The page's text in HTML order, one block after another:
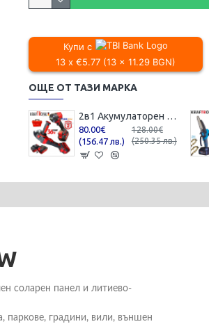
Купи с
13 x €5.77 (13 x 11.29 BGN)
ОЩЕ ОТ ТАЗИ МАРКА
2в1 Акумулаторен Ъглошлайф и Гайковерт / Импакт KRAFTROYAL 36V 8,0AH 2 батерии Шлайф Червен Комплект
80.00€
(156.47 лв.)
128.00€
(250.35 лв.)
соларен панел и литиево-
паркове, градини, вили, външен